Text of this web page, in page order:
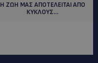
Η ΖΩΗ ΜΑΣ ΑΠΟΤΕΛΕΙΤΑΙ ΑΠΟ
ΚΥΚΛΟΥΣ…